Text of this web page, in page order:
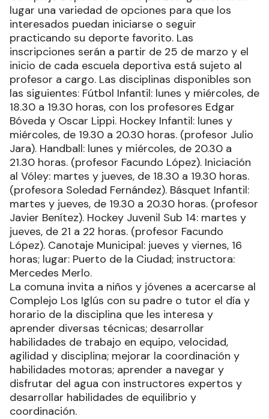
lugar una variedad de opciones para que los
interesados puedan iniciarse o seguir
practicando su deporte favorito. Las
inscripciones serán a partir de 25 de marzo y el
inicio de cada escuela deportiva está sujeto al
profesor a cargo. Las disciplinas disponibles son
las siguientes: Fútbol Infantil: lunes y miércoles, de
18.30 a 19.30 horas, con los profesores Edgar
Bóveda y Oscar Lippi. Hockey Infantil: lunes y
miércoles, de 19.30 a 20.30 horas. (profesor Julio
Jara). Handball: lunes y miércoles, de 20.30 a
21.30 horas. (profesor Facundo López). Iniciación
al Vóley: martes y jueves, de 18.30 a 19.30 horas.
(profesora Soledad Fernández). Básquet Infantil:
martes y jueves, de 19.30 a 20.30 horas. (profesor
Javier Benítez). Hockey Juvenil Sub 14: martes y
jueves, de 21 a 22 horas. (profesor Facundo
López). Canotaje Municipal: jueves y viernes, 16
horas; lugar: Puerto de la Ciudad; instructora:
Mercedes Merlo.
La comuna invita a niños y jóvenes a acercarse al
Complejo Los Iglús con su padre o tutor el día y
horario de la disciplina que les interesa y
aprender diversas técnicas; desarrollar
habilidades de trabajo en equipo, velocidad,
agilidad y disciplina; mejorar la coordinación y
habilidades motoras; aprender a navegar y
disfrutar del agua con instructores expertos y
desarrollar habilidades de equilibrio y
coordinación.